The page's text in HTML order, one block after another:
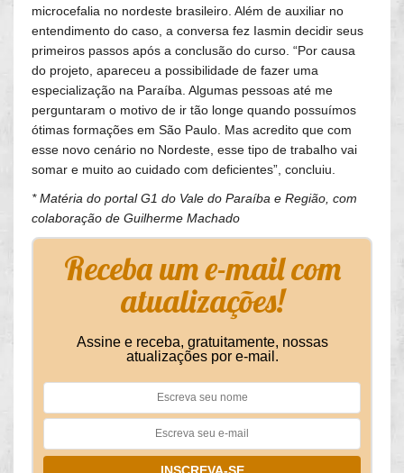
microcefalia no nordeste brasileiro. Além de auxiliar no
entendimento do caso, a conversa fez Iasmin decidir seus
primeiros passos após a conclusão do curso. “Por causa
do projeto, apareceu a possibilidade de fazer uma
especialização na Paraíba. Algumas pessoas até me
perguntaram o motivo de ir tão longe quando possuímos
ótimas formações em São Paulo. Mas acredito que com
esse novo cenário no Nordeste, esse tipo de trabalho vai
somar e muito ao cuidado com deficientes”, concluiu.
* Matéria do portal G1 do Vale do Paraíba e Região, com
colaboração de Guilherme Machado
Receba um e-mail com
atualizações!
Assine e receba, gratuitamente, nossas
atualizações por e-mail.